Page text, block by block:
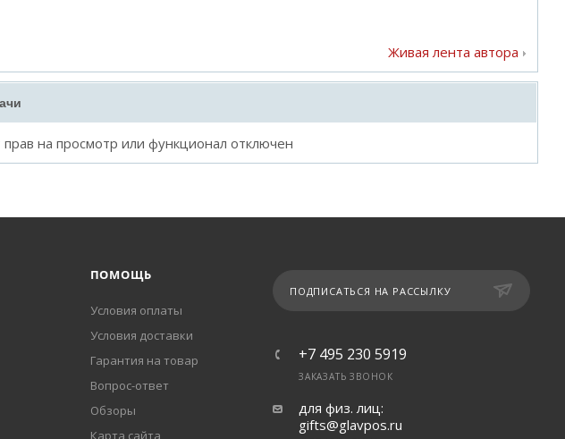
Живая лента автора
на просмотр или функционал отключен
ПОМОЩЬ
Условия оплаты
Условия доставки
Гарантия на товар
Вопрос-ответ
Обзоры
Карта сайта
ПОДПИСАТЬСЯ НА РАССЫЛКУ
+7 495 230 5919
ЗАКАЗАТЬ ЗВОНОК
для физ. лиц:
gifts@glavpos.ru